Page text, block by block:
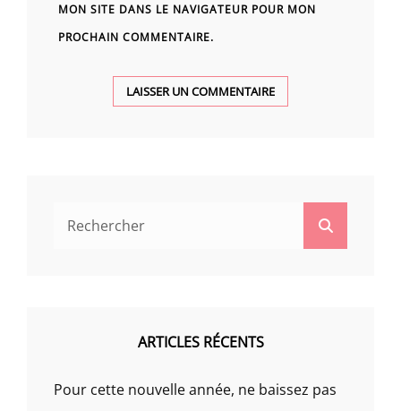
MON SITE DANS LE NAVIGATEUR POUR MON
PROCHAIN COMMENTAIRE.
ARTICLES RÉCENTS
Pour cette nouvelle année, ne baissez pas